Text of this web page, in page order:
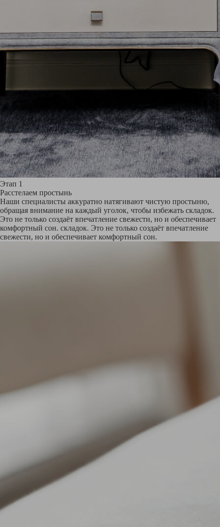
Этап 1
Расстелаем простынь
Наши специалисты аккуратно натягивают чистую простыню,
обращая внимание на каждый уголок, чтобы избежать складок.
Это не только создаёт впечатление свежести, но и обеспечивает
комфортный сон. складок. Это не только создаёт впечатление
свежести, но и обеспечивает комфортный сон.